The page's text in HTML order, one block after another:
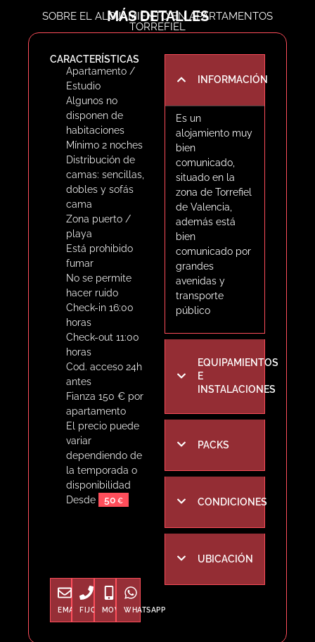
amueblado y
provisto de cocina
completa, sofá,
televisión plana,
aire acondicionado,
calefacción, wifi
gratis, cuarto de
baño completo con
ducha, etc. Un
alojamiento limpio,
cómodo y muy
MÁS DETALLES
SOBRE EL ALOJAMIENTO EN APARTAMENTOS
TORREFIEL
CARACTERÍSTICAS
Apartamento /
Estudio
Algunos no
disponen de
habitaciones
Mínimo 2 noches
Distribución de
camas: sencillas,
dobles y sofás
cama
Zona puerto /
playa
Está prohibido
fumar
No se permite
hacer ruido
Check-in 16:00
horas
Check-out 11:00
horas
Cod. acceso 24h
antes
Fianza 150 € por
apartamento
El precio puede
variar
dependiendo de
la temporada o
disponibilidad
Desde
50
EMAILFIJO MOVILWHATSAPP
INFORMACIÓN
Es un
alojamiento muy
bien
comunicado,
situado en la
zona de Torrefiel
de Valencia,
además está
bien
comunicado por
grandes
avenidas y
transporte
público
EQUIPAMIENTOS
E
INSTALACIONES
PACKS
CONDICIONES
UBICACIÓN